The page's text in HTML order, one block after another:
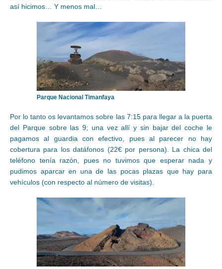
así hicimos… Y menos mal…
Parque Nacional Timanfaya
Por lo tanto os levantamos sobre las 7:15 para llegar a la puerta
del Parque sobre las 9; una vez allí y sin bajar del coche le
pagamos al guardia con efectivo, pues al parecer no hay
cobertura para los datáfonos (22€ por persona). La chica del
teléfono tenía razón, pues no tuvimos que esperar nada y
pudimos aparcar en una de las pocas plazas que hay para
vehículos (con respecto al número de visitas).